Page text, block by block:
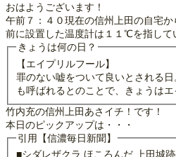
おはようございます！
午前７：４０現在の信州上田の自宅
前に設置した温度計は１１℃を指して
きょうは何の日？
【エイプリルフール】
罪のない嘘をついて良いとされる
も呼ばれるとのことで、きょうはエ
竹内充の信州上田あさイチ！です！
本日のピックアップは・・・
引用【信濃毎日新聞】
■シダレザクラ ほころんだ 上田城